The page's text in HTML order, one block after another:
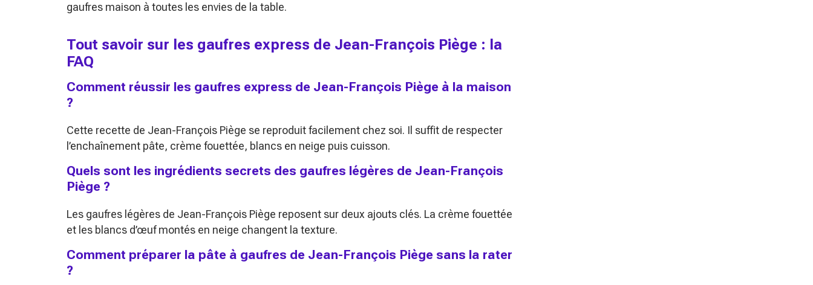
gaufres maison à toutes les envies de la table.
Tout savoir sur les gaufres express de Jean-François Piège : la
FAQ
Comment réussir les gaufres express de Jean-François Piège à la maison
?
Cette recette de Jean-François Piège se reproduit facilement chez soi. Il suffit de respecter
l’enchaînement pâte, crème fouettée, blancs en neige puis cuisson.
Quels sont les ingrédients secrets des gaufres légères de Jean-François
Piège ?
Les gaufres légères de Jean-François Piège reposent sur deux ajouts clés. La crème fouettée
et les blancs d’œuf montés en neige changent la texture.
Comment préparer la pâte à gaufres de Jean-François Piège sans la rater
?